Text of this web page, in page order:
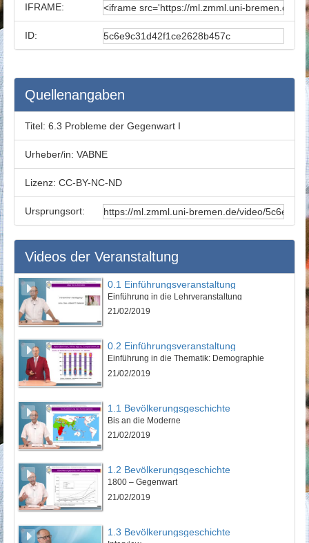
IFRAME:
ID:
Quellenangaben
Titel: 6.3 Probleme der Gegenwart I
Urheber/in: VABNE
Lizenz: CC-BY-NC-ND
Ursprungsort:
Videos der Veranstaltung
0.1 Einführungsveranstaltung
Einführung in die Lehrveranstaltung
21/02/2019
0.2 Einführungsveranstaltung
Einführung in die Thematik: Demographie
21/02/2019
1.1 Bevölkerungsgeschichte
Bis an die Moderne
21/02/2019
1.2 Bevölkerungsgeschichte
1800 – Gegenwart
21/02/2019
1.3 Bevölkerungsgeschichte